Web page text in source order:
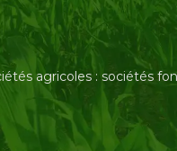
agricoles : sociétés